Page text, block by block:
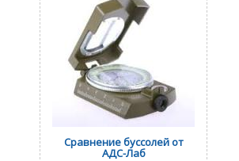
Сравнение буссолей от
АДС-Лаб